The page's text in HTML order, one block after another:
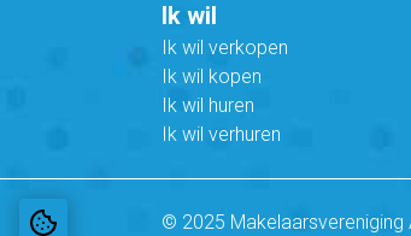
Ik wil
Ik wil verkopen
Ik wil kopen
Ik wil huren
Ik wil verhuren
© 2025